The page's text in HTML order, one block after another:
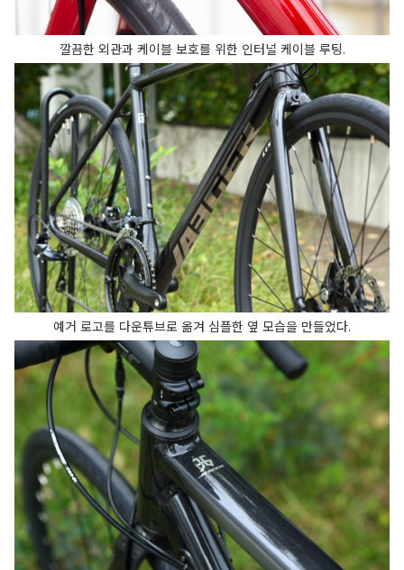
깔끔한 외관과 케이블 보호를 위한 인터널 케이블 루팅.
예거 로고를 다운튜브로 옮겨 심플한 옆 모습을 만들었다.